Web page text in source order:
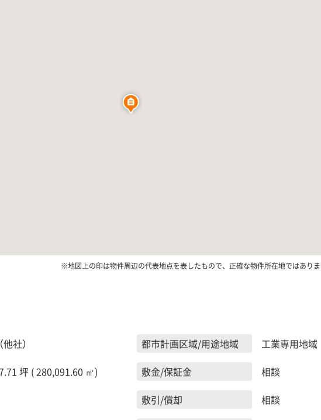
※地図上の印は物件周辺の代表地点を表したもので、正確な物件所在地ではあり
社）
坪 ( 280,091.60 ㎡)
都市計画区域/用途地域
工業専用地域
敷金/保証金
相談
敷引/償却
相談